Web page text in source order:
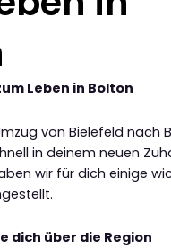
Leben in Bolton
von Bielefeld nach
in deinem neuen
wir für dich einige
dich über die Region